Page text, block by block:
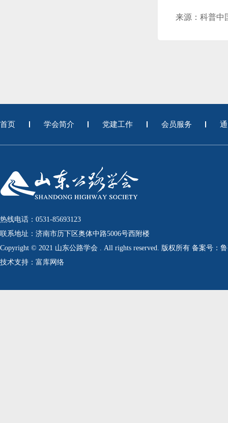
来源：科普中
首页 学会简介 党建工作 会员服务
热线电话：0531-85693123
联系地址：济南市历下区奥体中路5006号西附楼
Copyright © 2021 山东公路学会 . All rights reserved. 版权所有 备案号：鲁
技术支持：富库网络